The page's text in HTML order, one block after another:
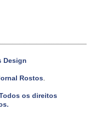
Design
Rostos
os direitos